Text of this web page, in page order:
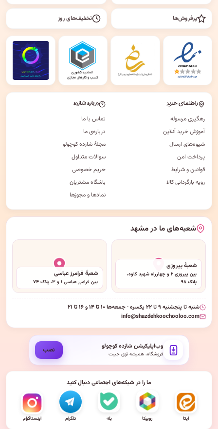
پرفروش‌ها تخفیف‌های روز
راهنمای خرید
رهگیری مرسوله
آموزش خرید آنلاین
شیوه‌های ارسال
پرداخت امن
قوانین و شرایط
رویه بازگردانی کالا
درباره شازده
تماس با ما
درباره‌ی ما
مجلهٔ شازده کوچولو
سوالات متداول
حریم خصوصی
باشگاه مشتریان
نمادها و مجوزها
شعبه‌های ما در مشهد
شعبهٔ پیروزی
بین پیروزی ۲ و چهارراه شهید کاوه،
پلاک ۹۸
شعبهٔ فرامرز عباسی
بین فرامرز عباسی ۱ و ۳، پلاک ۷۴
شنبه تا پنجشنبه ۹ تا ۲۲ یکسره · جمعه‌ها ۱۰ تا ۱۴ و ۱۶ تا ۲۱
info@shazdehkoochooloo.com
وب‌اپلیکیشن شازده کوچولو
فروشگاه، همیشه توی جیبت نصب
ما را در شبکه‌های اجتماعی دنبال کنید
ایتا روبیکا بله تلگرام اینستاگرام